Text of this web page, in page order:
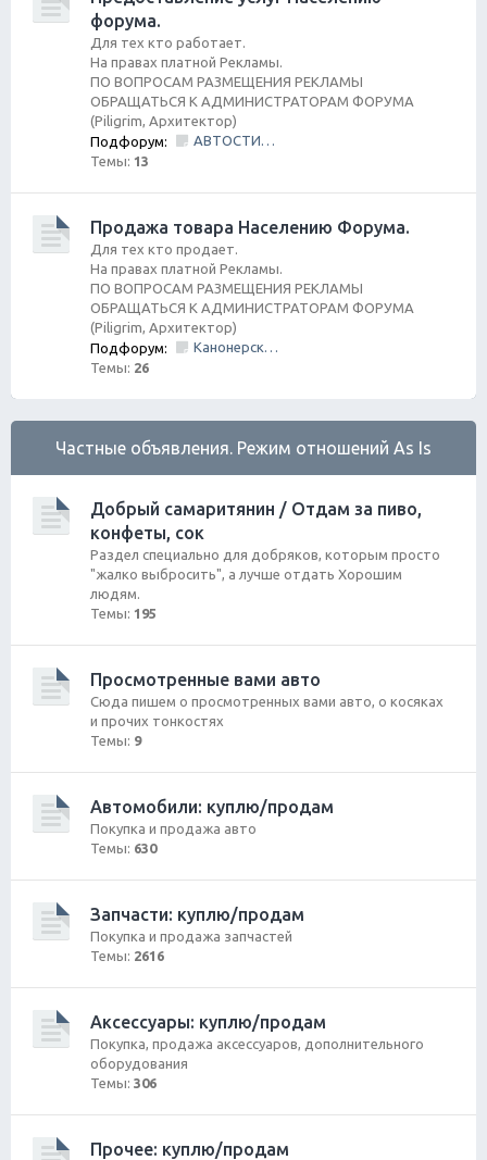
форума.
Для тех кто работает.
На правах платной Рекламы.
ПО ВОПРОСАМ РАЗМЕЩЕНИЯ РЕКЛАМЫ
ОБРАЩАТЬСЯ К АДМИНИСТРАТОРАМ ФОРУМА
(Piligrim, Архитектор)
Подфорум:
АВТОСТИЛЬ by SANDRA
Темы: 13
Продажа товара Населению Форума.
Для тех кто продает.
На правах платной Рекламы.
ПО ВОПРОСАМ РАЗМЕЩЕНИЯ РЕКЛАМЫ
ОБРАЩАТЬСЯ К АДМИНИСТРАТОРАМ ФОРУМА
(Piligrim, Архитектор)
Подфорум:
Канонерский КАСПЕР
Темы: 26
Частные объявления. Режим отношений As Is
Добрый самаритянин / Отдам за пиво,
конфеты, сок
Раздел специально для добряков, которым просто
"жалко выбросить", а лучше отдать Хорошим
людям.
Темы: 195
Просмотренные вами авто
Сюда пишем о просмотренных вами авто, о косяках
и прочих тонкостях
Темы: 9
Автомобили: куплю/продам
Покупка и продажа авто
Темы: 630
Запчасти: куплю/продам
Покупка и продажа запчастей
Темы: 2616
Аксессуары: куплю/продам
Покупка, продажа аксессуаров, дополнительного
оборудования
Темы: 306
Прочее: куплю/продам